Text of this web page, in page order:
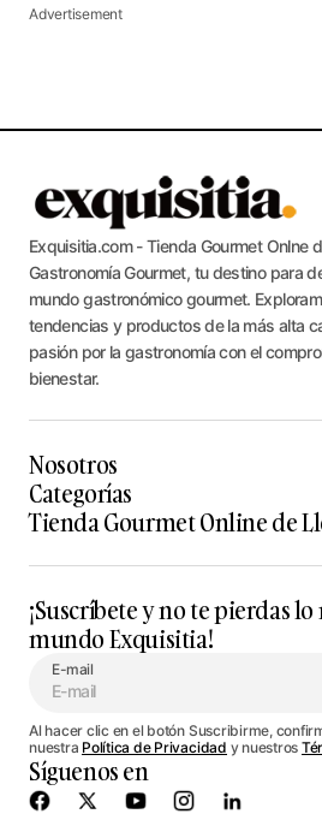
Advertisement
Exquisitia.com - Tienda Gourmet Onlne
Gastronomía Gourmet, tu destino para
mundo gastronómico gourmet.
tendencias y productos de la más alta
pasión por la gastronomía con el
bienestar.
Nosotros
Categorías
Tienda Gourmet Online de
¡Suscríbete y no te pierdas
mundo Exquisitia!
E-mail
Al hacer clic en el botón Suscribirme,
nuestra Política de Privacidad y nuestros
Síguenos en